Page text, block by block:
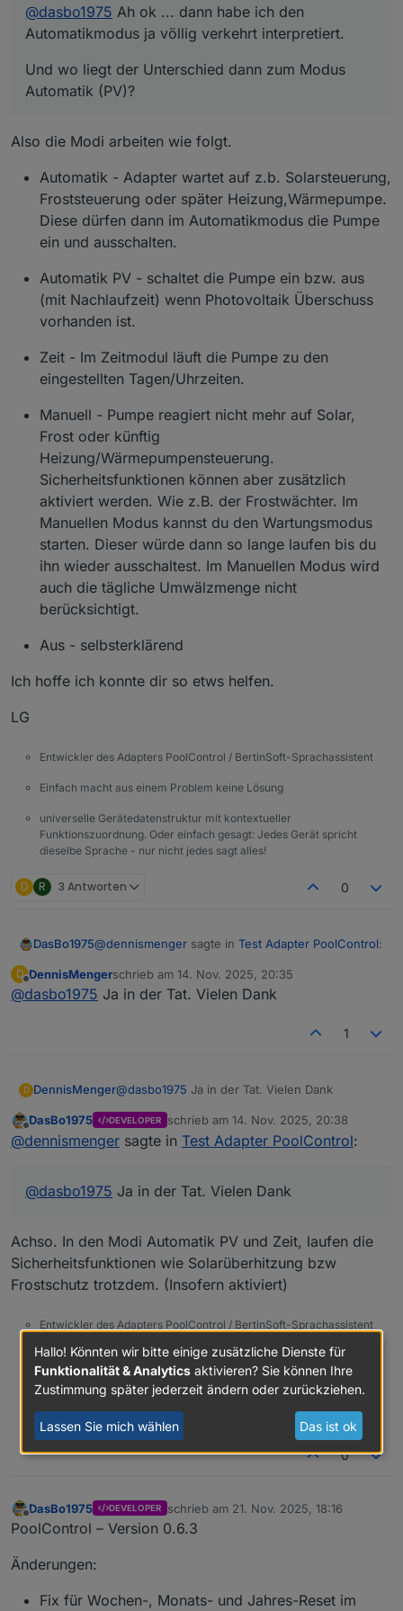
@dasbo1975 Ah ok ... dann habe ich den
Automatikmodus ja völlig verkehrt interpretiert.
Und wo liegt der Unterschied dann zum Modus
Automatik (PV)?
Also die Modi arbeiten wie folgt.
Automatik - Adapter wartet auf z.b. Solarsteuerung,
Froststeuerung oder später Heizung,Wärmepumpe.
Diese dürfen dann im Automatikmodus die Pumpe
ein und ausschalten.
Automatik PV - schaltet die Pumpe ein bzw. aus
(mit Nachlaufzeit) wenn Photovoltaik Überschuss
vorhanden ist.
Zeit - Im Zeitmodul läuft die Pumpe zu den
eingestellten Tagen/Uhrzeiten.
Manuell - Pumpe reagiert nicht mehr auf Solar,
Frost oder künftig
Heizung/Wärmepumpensteuerung.
Sicherheitsfunktionen können aber zusätzlich
aktiviert werden. Wie z.B. der Frostwächter. Im
Manuellen Modus kannst du den Wartungsmodus
starten. Dieser würde dann so lange laufen bis du
ihn wieder ausschaltest. Im Manuellen Modus wird
auch die tägliche Umwälzmenge nicht
berücksichtigt.
Aus - selbsterklärend
Ich hoffe ich konnte dir so etws helfen.
LG
Entwickler des Adapters PoolControl / BertinSoft-Sprachassistent
Einfach macht aus einem Problem keine Lösung
universelle Gerätedatenstruktur mit kontextueller
Funktionszuordnung. Oder einfach gesagt: Jedes Gerät spricht
dieselbe Sprache - nur nicht jedes sagt alles!
D R 3 Antworten 0
DasBo1975@dennismenger sagte in Test Adapter PoolControl:
@ dasbo1975Ah ok ... dann habe ich den
Und wo liegt der Unterschied dann zum
Heizung,Wärmepumpe.
Diese dürfen dann im Automatikmodus die
Pumpe ein und ausschalten.
Überschuss vorhanden ist.
eingestellten Tagen/Uhrzeiten.
Manuell - Pumpe reagiert nicht mehr auf Solar,
Frost oder künftig
Sicherheitsfunktionen können aber zusätzlich
Im Manuellen Modus kannst du den
Wartungsmodus starten. Dieser würde dann
so lange laufen bis du ihn wieder
ausschaltest. Im Manuellen Modus wird auch
die tägliche Umwälzmenge nicht
berücksichtigt.
LG
D
Offline
DennisMengerschrieb am 14. Nov. 2025, 20:35
zuletzt editiert von
@dasbo1975 Ja in der Tat. Vielen Dank
1
D DennisMenger@dasbo1975 Ja in der Tat. Vielen Dank
Offline
DasBo1975 DEVELOPER schrieb am 14. Nov. 2025, 20:38
zuletzt editiert von
@dennismenger sagte in Test Adapter PoolControl:
@dasbo1975 Ja in der Tat. Vielen Dank
Achso. In den Modi Automatik PV und Zeit, laufen die
Sicherheitsfunktionen wie Solarüberhitzung bzw
Frostschutz trotzdem. (Insofern aktiviert)
Entwickler des Adapters PoolControl / BertinSoft-Sprachassistent
Einfach macht aus einem Problem keine Lösung
universelle Gerätedatenstruktur mit kontextueller
0
Offline
DasBo1975 DEVELOPER schrieb am 21. Nov. 2025, 18:16
zuletzt editiert von
PoolControl – Version 0.6.3
Änderungen:
Fix für Wochen-, Monats- und Jahres-Reset im
Hallo! Könnten wir bitte einige zusätzliche Dienste für
Funktionalität & Analytics aktivieren? Sie können Ihre
Zustimmung später jederzeit ändern oder zurückziehen.
Lassen Sie mich wählen Das ist ok